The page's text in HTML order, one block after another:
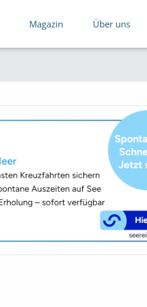
Magazin Über uns